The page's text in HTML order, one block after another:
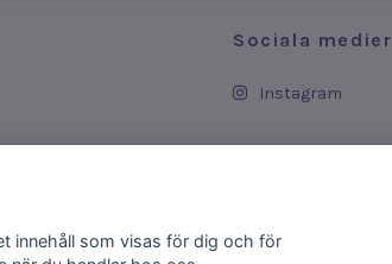
Sociala medier
Instagram
innehåll som visas för dig och för